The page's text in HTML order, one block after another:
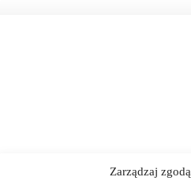
Zarządzaj zgodą